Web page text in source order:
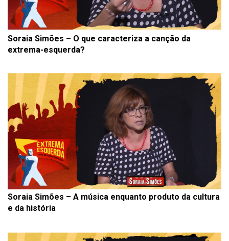
Soraia Simões – O que caracteriza a canção da
extrema-esquerda?
Soraia Simões – A música enquanto produto da cultura
e da história